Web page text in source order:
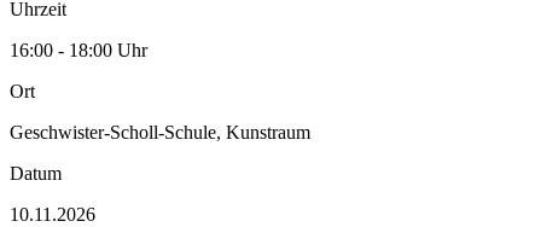
Uhrzeit
16:00 - 18:00 Uhr
Ort
Geschwister-Scholl-Schule, Kunstraum
Datum
10.11.2026